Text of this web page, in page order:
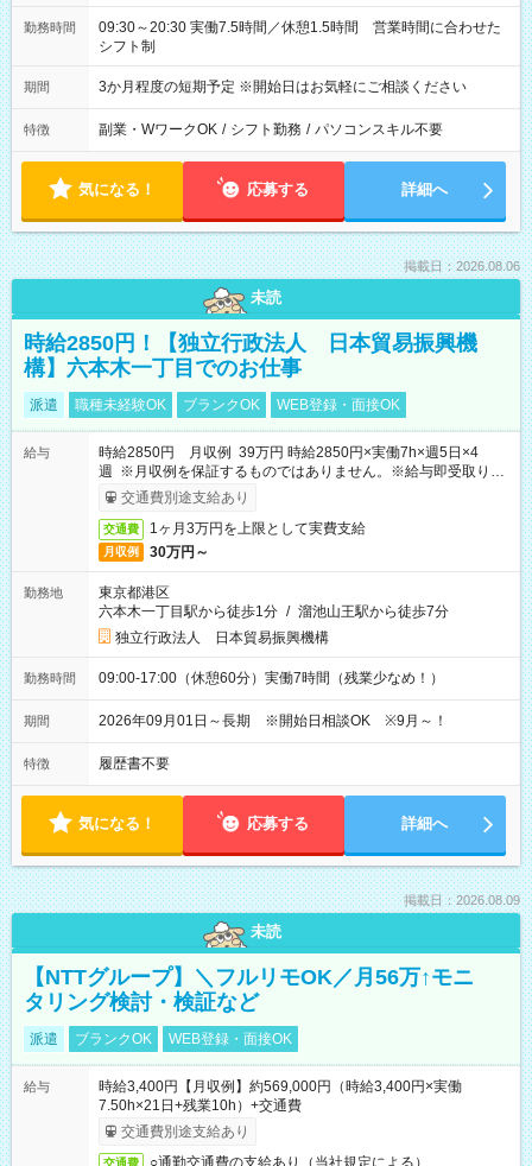
勤務時間
09:30～20:30 実働7.5時間／休憩1.5時間 営業時間に合わせた
シフト制
期間 3か月程度の短期予定 ※開始日はお気軽にご相談ください
特徴 副業・WワークOK / シフト勤務 / パソコンスキル不要
気になる！ 応募する 詳細へ
掲載日：2026.08.06
未読
時給2850円！【独立行政法人 日本貿易振興機
構】六本木一丁目でのお仕事
派遣 職種未経験OK ブランクOK WEB登録・面接OK
給与
時給2850円 月収例 39万円 時給2850円×実働7h×週5日×4
週 ※月収例を保証するものではありません。※給与即受取りサ
ービス利用可（利用条件有）
交通費別途支給あり
交通費 1ヶ月3万円を上限として実費支給
月収例 30万円～
勤務地
東京都港区
六本木一丁目駅から徒歩1分 / 溜池山王駅から徒歩7分
独立行政法人 日本貿易振興機構
勤務時間 09:00-17:00（休憩60分）実働7時間（残業少なめ！）
期間 2026年09月01日～長期 ※開始日相談OK ※9月～！
特徴 履歴書不要
気になる！ 応募する 詳細へ
掲載日：2026.08.09
未読
【NTTグループ】＼フルリモOK／月56万↑モニ
タリング検討・検証など
派遣 ブランクOK WEB登録・面接OK
給与
時給3,400円【月収例】約569,000円（時給3,400円×実働
7.50h×21日+残業10h）+交通費
交通費別途支給あり
交通費 ○通勤交通費の支給あり（当社規定による）